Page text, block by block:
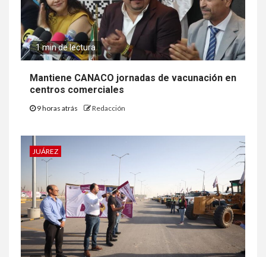
1 min de lectura
Mantiene CANACO jornadas de vacunación en
centros comerciales
9 horas atrás Redacción
JUÁREZ